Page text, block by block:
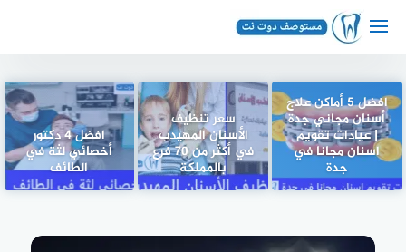
افضل 5 أماكن علاج
أسنان مجاني جدة
| عيادات تقويم
اسنان مجانا في
جدة
سعر تنظيف
الأسنان المهيدب
في أكثر من 70 فرع
بالمملكة
افضل 4 دكتور
أخصائي لثة في
الطائف